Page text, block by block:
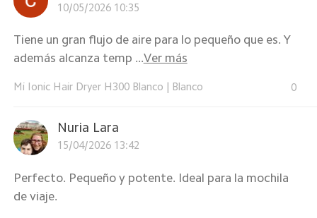
10/05/2026 10:35
Tiene un gran flujo de aire para lo pequeño que es. Y
además alcanza temp ...Ver más
Mi Ionic Hair Dryer H300 Blanco Blanco 0
Nuria Lara
15/04/2026 13:42
Perfecto. Pequeño y potente. Ideal para la mochila
de viaje.